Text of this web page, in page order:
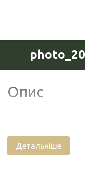
Опис
Детальніше